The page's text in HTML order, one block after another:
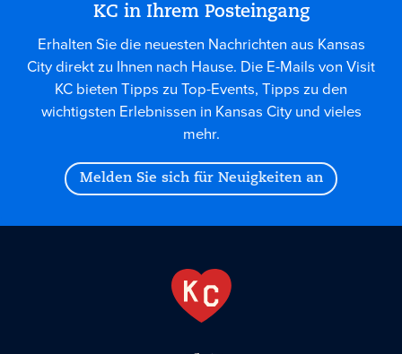
KC in Ihrem Posteingang
Erhalten Sie die neuesten Nachrichten aus Kansas
City direkt zu Ihnen nach Hause. Die E-Mails von Visit
KC bieten Tipps zu Top-Events, Tipps zu den
wichtigsten Erlebnissen in Kansas City und vieles
mehr.
Melden Sie sich für Neuigkeiten an